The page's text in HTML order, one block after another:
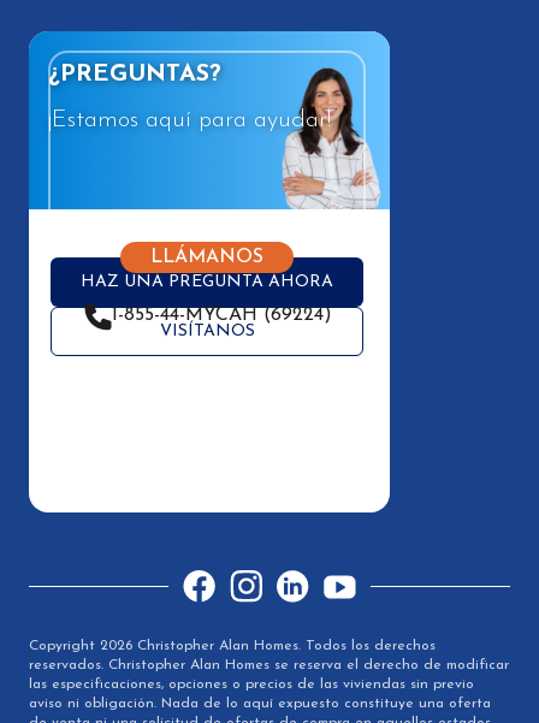
¿PREGUNTAS?
¡Estamos aquí para ayudar!
HAZ UNA PREGUNTA AHORA
VISÍTANOS
LLÁMANOS
1-855-44-MYCAH (69224)
FacebookInstagramLinkedInYouTube
Copyright 2026 Christopher Alan Homes. Todos los derechos
reservados. Christopher Alan Homes se reserva el derecho de modificar
las especificaciones, opciones o precios de las viviendas sin previo
aviso ni obligación. Nada de lo aquí expuesto constituye una oferta